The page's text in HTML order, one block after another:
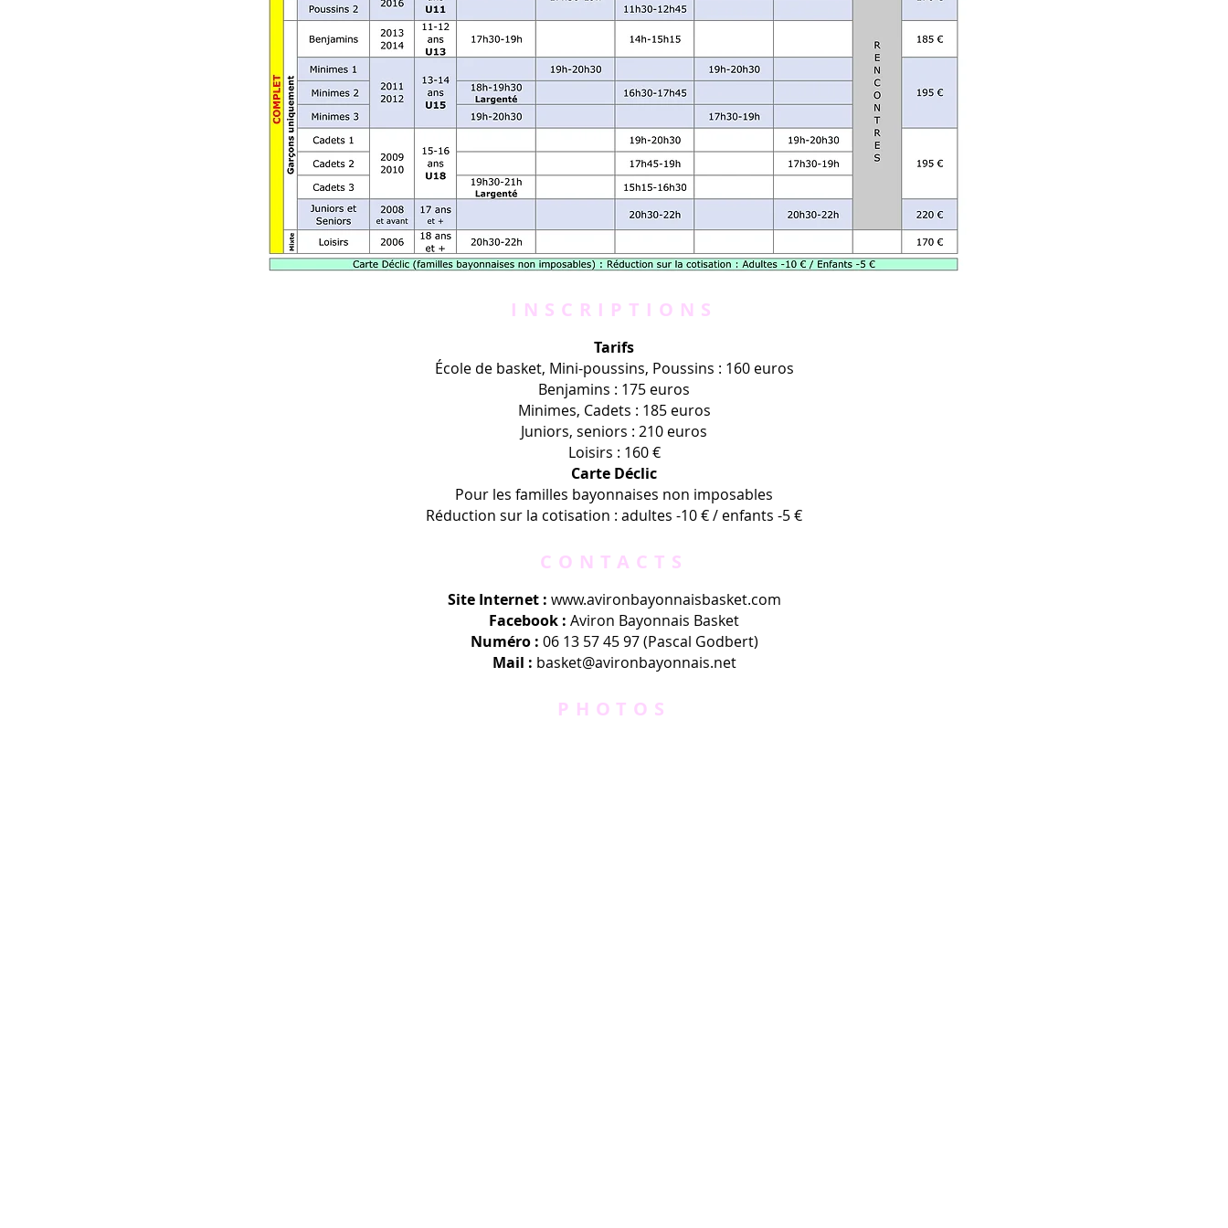
INSCRIPTIONS
Tarifs
École de basket, Mini-poussins, Poussins : 160 euros
Benjamins : 175 euros
Minimes, Cadets : 185 euros
Juniors, seniors : 210 euros
Loisirs : 160 €
Carte Déclic
Pour les familles bayonnaises non imposables
Réduction sur la cotisation : adultes -10 € / enfants -5 €
CONTACTS
Site Internet : www.avironbayonnaisbasket.com
Facebook : Aviron Bayonnais Basket
Numéro : 06 13 57 45 97 (Pascal Godbert)
Mail : basket@avironbayonnais.net
PHOTOS